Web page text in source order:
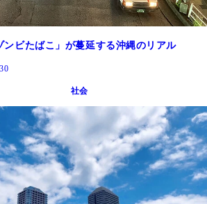
ンビたばこ」が蔓延する沖縄のリアル
社会